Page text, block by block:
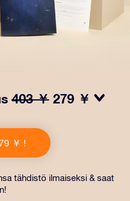
403 ￥ 279 ￥
kirjekuoren ja
jotka lähetetään
Saat myös digitaaliset
lahja ystäville ja rakkaille.
￥ !
tähdistö ilmaiseksi & saat